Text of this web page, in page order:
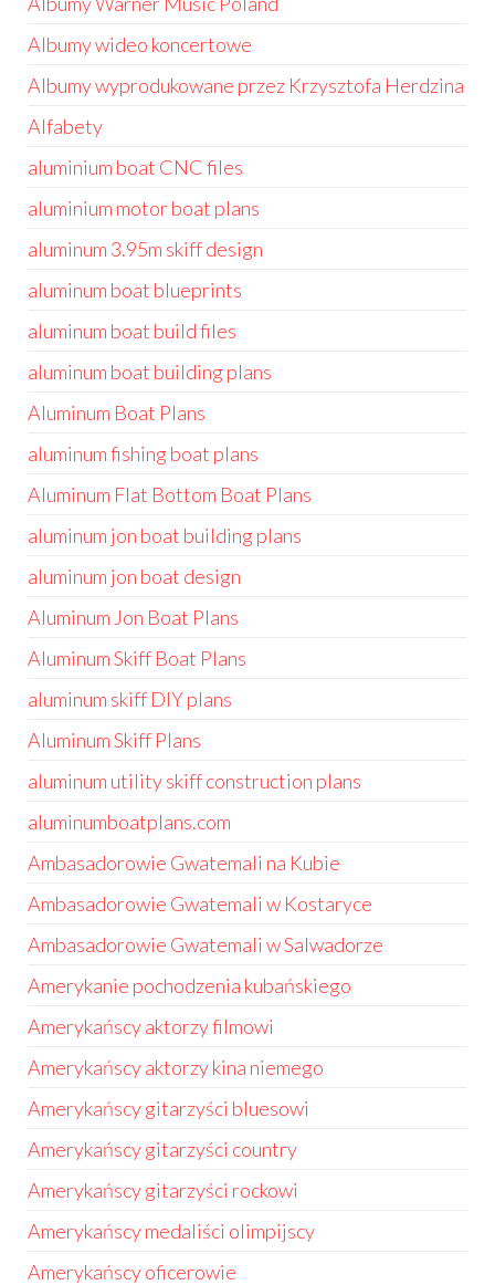
Albumy wideo koncertowe
Albumy wyprodukowane przez Krzysztofa Herdzina
Alfabety
aluminium boat CNC files
aluminium motor boat plans
aluminum 3.95m skiff design
aluminum boat blueprints
aluminum boat build files
aluminum boat building plans
Aluminum Boat Plans
aluminum fishing boat plans
Aluminum Flat Bottom Boat Plans
aluminum jon boat building plans
aluminum jon boat design
Aluminum Jon Boat Plans
Aluminum Skiff Boat Plans
aluminum skiff DIY plans
Aluminum Skiff Plans
aluminum utility skiff construction plans
aluminumboatplans.com
Ambasadorowie Gwatemali na Kubie
Ambasadorowie Gwatemali w Kostaryce
Ambasadorowie Gwatemali w Salwadorze
Amerykanie pochodzenia kubańskiego
Amerykańscy aktorzy filmowi
Amerykańscy aktorzy kina niemego
Amerykańscy gitarzyści bluesowi
Amerykańscy gitarzyści country
Amerykańscy gitarzyści rockowi
Amerykańscy medaliści olimpijscy
Amerykańscy oficerowie